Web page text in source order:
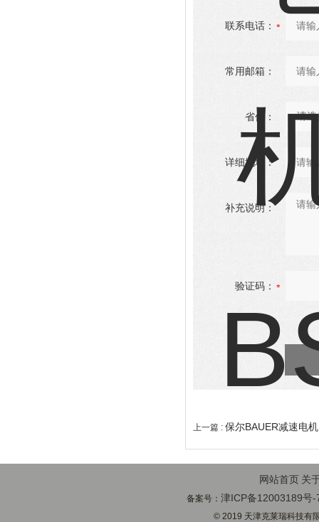
联系电话：
常用邮箱：
省份：
详细地址：
补充说明：
验证码：
上一篇 : 保尔BAUER减速电
网站首页 关
备案号：津ICP备12003189号-
© 2019 天津克莱瑞科技有